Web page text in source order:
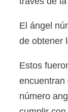
El ángel
de obtener
Estos
encuentran
número